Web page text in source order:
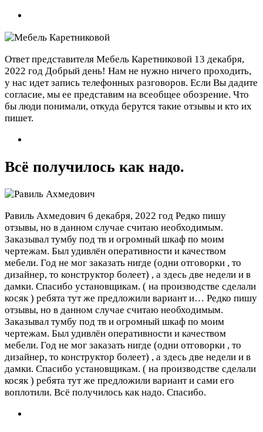
Ответ представителя Мебель Каретниковой 13 декабря,
2022 год Добрый день! Нам не нужно ничего проходить,
у нас идет запись телефонных разговоров. Если Вы дадите
согласие, мы ее представим на всеобщее обозрение. Что
бы люди понимали, откуда берутся такие отзывы и кто их
пишет.
Всё получилось как надо.
Равиль Ахмедович 6 декабря, 2022 год Редко пишу
отзывы, но в данном случае считаю необходимым.
Заказывал тумбу под тв и огромный шкаф по моим
чертежам. Был удивлён оперативности и качеством
мебели. Год не мог заказать нигде (одни отговорки , то
дизайнер, то конструктор болеет) , а здесь две недели и в
дамки. Спасибо установщикам. ( на производстве сделали
косяк ) ребята тут же предложили вариант и… Редко пишу
отзывы, но в данном случае считаю необходимым.
Заказывал тумбу под тв и огромный шкаф по моим
чертежам. Был удивлён оперативности и качеством
мебели. Год не мог заказать нигде (одни отговорки , то
дизайнер, то конструктор болеет) , а здесь две недели и в
дамки. Спасибо установщикам. ( на производстве сделали
косяк ) ребята тут же предложили вариант и сами его
воплотили. Всё получилось как надо. Спасибо.